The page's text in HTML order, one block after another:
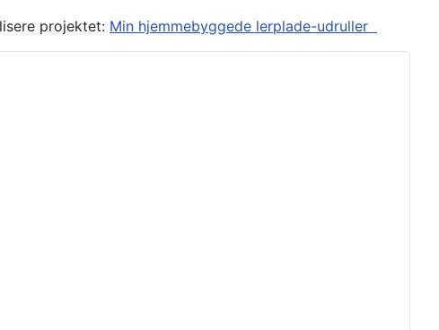
projektet: Min hjemmebyggede lerplade-udruller